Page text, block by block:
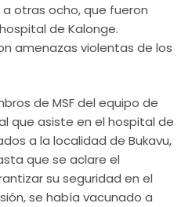
otras ocho, que fueron
de Kalonge.
amenazas violentas de los
de MSF del equipo de
que asiste en el hospital de
a la localidad de Bukavu,
que se aclare el
su seguridad en el
se había vacunado a